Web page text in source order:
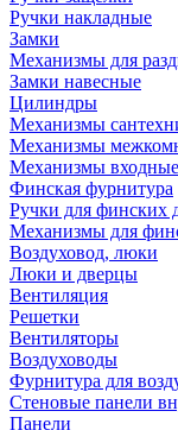
Ручки накладные
Замки
Механизмы для
Замки навесные
Цилиндры
Механизмы
Механизмы
Механизмы входные
Финская фурнитура
Ручки для финских
Механизмы для
Воздуховод, люки
Люки и дверцы
Вентиляция
Решетки
Вентиляторы
Воздуховоды
Фурнитура для
Стеновые панели
Панели